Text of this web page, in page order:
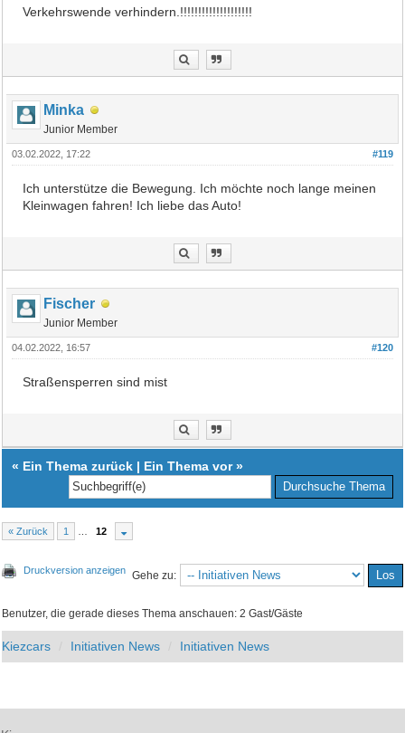
Verkehrswende verhindern.!!!!!!!!!!!!!!!!!!!!
Minka
Junior Member
#119
03.02.2022, 17:22
Ich unterstütze die Bewegung. Ich möchte noch lange meinen
Kleinwagen fahren! Ich liebe das Auto!
Fischer
Junior Member
#120
04.02.2022, 16:57
Straßensperren sind mist
« Ein Thema zurück | Ein Thema vor»
« Zurück 1 12
Druckversion anzeigen Gehe zu:
Benutzer, die gerade dieses Thema anschauen: 2 Gast/Gäste
Kiezcars Initiativen News Initiativen News